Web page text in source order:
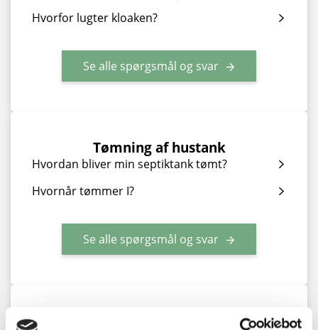
Hvorfor lugter kloaken?
Se alle spørgsmål og svar
Tømning af hustank
Hvordan bliver min septiktank tømt?
Hvornår tømmer I?
Se alle spørgsmål og svar